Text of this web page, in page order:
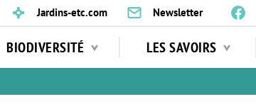
Jardins-etc.com Newsletter
BIODIVERSITÉ LES SAVOIRS